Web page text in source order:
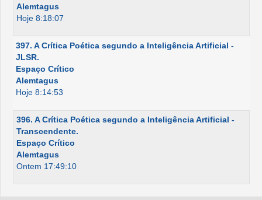
Alemtagus
Hoje 8:18:07
397. A Crítica Poética segundo a Inteligência Artificial -
JLSR.
Espaço Crítico
Alemtagus
Hoje 8:14:53
396. A Crítica Poética segundo a Inteligência Artificial -
Transcendente.
Espaço Crítico
Alemtagus
Ontem 17:49:10